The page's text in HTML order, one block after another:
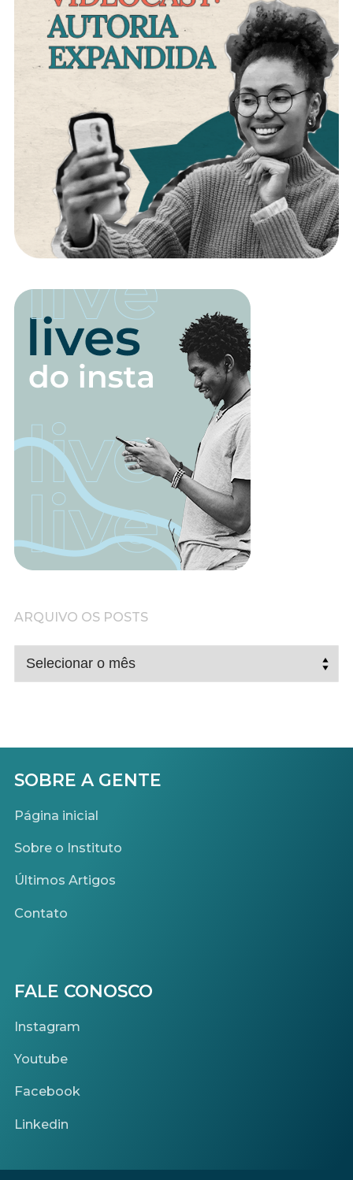
ARQUIVO OS POSTS
ARQUIVO
OS
SOBRE A GENTE
Página inicial
Sobre o Instituto
Últimos Artigos
Contato
FALE CONOSCO
Instagram
Youtube
Facebook
Linkedin